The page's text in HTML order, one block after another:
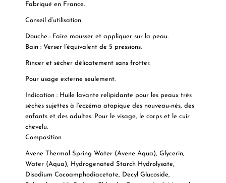
Fabriqué en France.
Conseil d’utilisation
Douche : Faire mousser et appliquer sur la peau.
Bain : Verser l’équivalent de 5 pressions.
Rincer et sécher délicatement sans frotter.
Pour usage externe seulement.
Indication: Huile lavante relipidante pour les peaux très
sèches sujettes à l’eczéma atopique des nouveau-nés, des
enfants et des adultes. Pour le visage, le corps et le cuir
chevelu.
Composition
Avene Thermal Spring Water (Avene Aqua), Glycerin,
Water (Aqua), Hydrogenated Starch Hydrolysate,
Disodium Cocoamphodiacetate, Decyl Glucoside,